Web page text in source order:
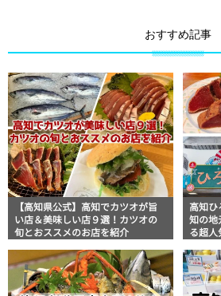
おすすめ記事
【高知県公式】高知でカツオが旨
い店＆美味しい店９選！カツオの
旬とおススメのお店を紹介
高知
知の地
る超人